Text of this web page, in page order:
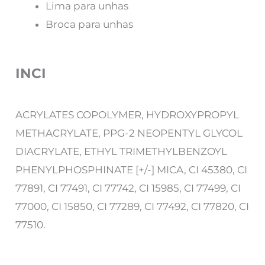
Lima para unhas
Broca para unhas
INCI
ACRYLATES COPOLYMER, HYDROXYPROPYL
METHACRYLATE, PPG-2 NEOPENTYL GLYCOL
DIACRYLATE, ETHYL TRIMETHYLBENZOYL
PHENYLPHOSPHINATE [+/-] MICA, CI 45380, CI
77891, CI 77491, CI 77742, CI 15985, CI 77499, CI
77000, CI 15850, CI 77289, CI 77492, CI 77820, CI
77510.